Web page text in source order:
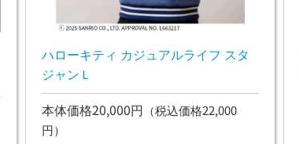
ハローキティ カジュアルライフ スタ
ジャンＬ
本体価格20,000円 （税込価格22,000
円）